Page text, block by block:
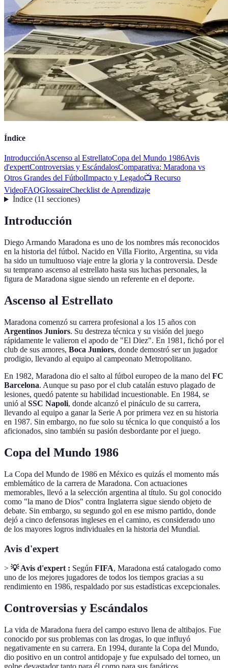
Índice
IntroducciónAscenso al EstrellatoCopa del Mundo 1986Avis
d'expertControversias y EscándalosComparativa: Maradona vs
Otros Grandes del FútbolImpacto y Legado📺 Recurso
VideoFAQGlossaireChecklist de Aprendizaje
Índice(11 secciones)
Introducción
Diego Armando Maradona es uno de los nombres más reconocidos
en la historia del fútbol. Nacido en Villa Fiorito, Argentina, su vida
ha sido un tumultuoso viaje entre la gloria y la controversia. Desde
su temprano ascenso al estrellato hasta sus luchas personales, la
figura de Maradona sigue siendo un referente en el deporte.
Ascenso al Estrellato
Maradona comenzó su carrera profesional a los 15 años con
Argentinos Juniors. Su destreza técnica y su visión del juego
rápidamente le valieron el apodo de "El Diez". En 1981, fichó por el
club de sus amores, Boca Juniors, donde demostró ser un jugador
prodigio, llevando al equipo al campeonato Metropolitano.
En 1982, Maradona dio el salto al fútbol europeo de la mano del FC
Barcelona. Aunque su paso por el club catalán estuvo plagado de
lesiones, quedó patente su habilidad incuestionable. En 1984, se
unió al SSC Napoli, donde alcanzó el pináculo de su carrera,
llevando al equipo a ganar la Serie A por primera vez en su historia
en 1987. Sin embargo, no fue solo su técnica lo que conquistó a los
aficionados, sino también su pasión desbordante por el juego.
Copa del Mundo 1986
La Copa del Mundo de 1986 en México es quizás el momento más
emblemático de la carrera de Maradona. Con actuaciones
memorables, llevó a la selección argentina al título. Su gol conocido
como "la mano de Dios" contra Inglaterra sigue siendo objeto de
debate. Sin embargo, su segundo gol en ese mismo partido, donde
dejó a cinco defensoras ingleses en el camino, es considerado uno
de los mayores logros individuales en la historia del Mundial.
Avis d'expert
> 💡 Avis d'expert : Según FIFA, Maradona está catalogado como
uno de los mejores jugadores de todos los tiempos gracias a su
rendimiento en 1986, respaldado por sus estadísticas excepcionales.
Controversias y Escándalos
La vida de Maradona fuera del campo estuvo llena de altibajos. Fue
conocido por sus problemas con las drogas, lo que influyó
negativamente en su carrera. En 1994, durante la Copa del Mundo,
dio positivo en un control antidopaje y fue expulsado del torneo, un
golpe devastador tanto para él como para sus fanáticos.